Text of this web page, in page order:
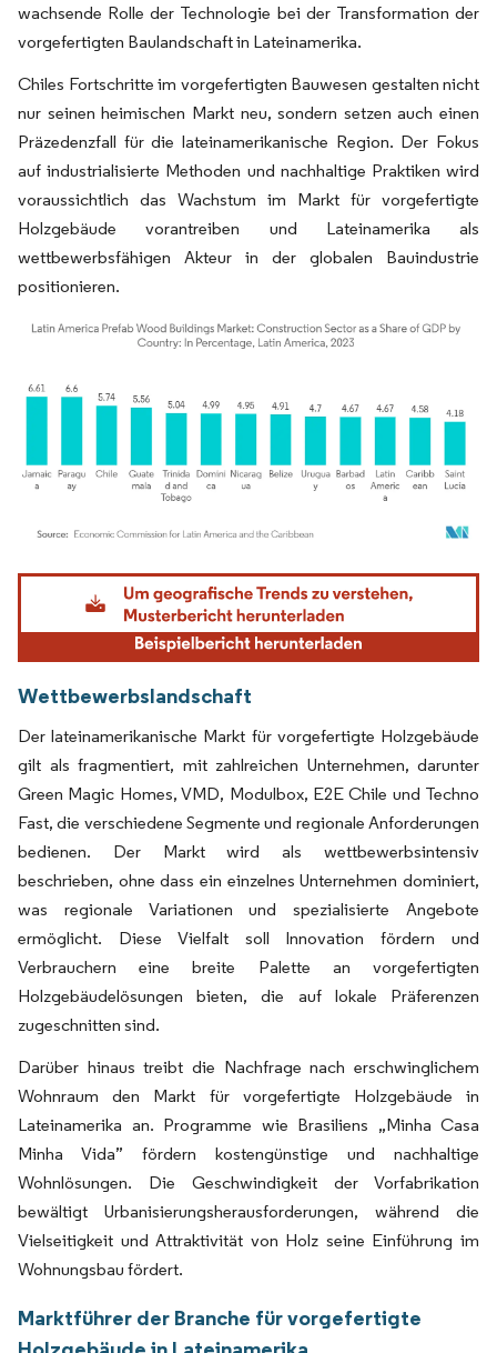
wachsende Rolle der Technologie bei der Transformation der
vorgefertigten Baulandschaft in Lateinamerika.
Chiles Fortschritte im vorgefertigten Bauwesen gestalten nicht
nur seinen heimischen Markt neu, sondern setzen auch einen
Präzedenzfall für die lateinamerikanische Region. Der Fokus
auf industrialisierte Methoden und nachhaltige Praktiken wird
voraussichtlich das Wachstum im Markt für vorgefertigte
Holzgebäude vorantreiben und Lateinamerika als
wettbewerbsfähigen Akteur in der globalen Bauindustrie
positionieren.
Bild © Mordor Intelligence. Wiederverwendung erfordert Namensnennung gemäß
Wettbewerbslandschaft
Der lateinamerikanische Markt für vorgefertigte Holzgebäude
gilt als fragmentiert, mit zahlreichen Unternehmen, darunter
Green Magic Homes, VMD, Modulbox, E2E Chile und Techno
Fast, die verschiedene Segmente und regionale Anforderungen
bedienen. Der Markt wird als wettbewerbsintensiv
beschrieben, ohne dass ein einzelnes Unternehmen dominiert,
was regionale Variationen und spezialisierte Angebote
ermöglicht. Diese Vielfalt soll Innovation fördern und
Verbrauchern eine breite Palette an vorgefertigten
Holzgebäudelösungen bieten, die auf lokale Präferenzen
zugeschnitten sind.
Darüber hinaus treibt die Nachfrage nach erschwinglichem
Wohnraum den Markt für vorgefertigte Holzgebäude in
Lateinamerika an. Programme wie Brasiliens „Minha Casa
Minha Vida” fördern kostengünstige und nachhaltige
Wohnlösungen. Die Geschwindigkeit der Vorfabrikation
bewältigt Urbanisierungsherausforderungen, während die
Vielseitigkeit und Attraktivität von Holz seine Einführung im
Wohnungsbau fördert.
Marktführer der Branche für vorgefertigte